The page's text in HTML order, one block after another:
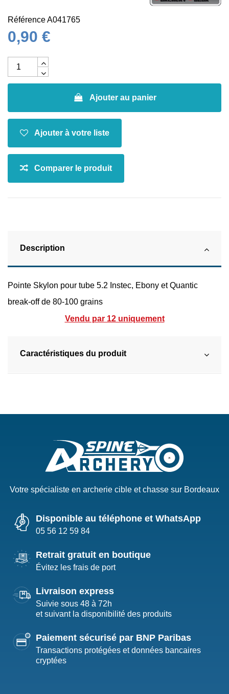
RéférenceA041765
0,90 €
Ajouter au panier
Description
Pointe Skylon pour tube 5.2 Instec, Ebony et Quantic
break-off de 80-100 grains
Vendu par 12 uniquement
Caractéristiques du produit
Votre spécialiste en archerie cible et chasse sur Bordeaux
Disponible au téléphone et WhatsApp
05 56 12 59 84
Retrait gratuit en boutique
Évitez les frais de port
Livraison express
Suivie sous 48 à 72h
et suivant la disponibilité des produits
Paiement sécurisé par BNP Paribas
Transactions protégées et données bancaires
cryptées